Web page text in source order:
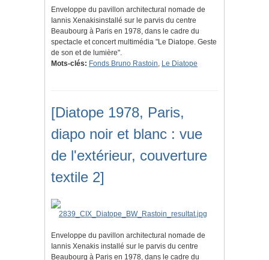
Enveloppe du pavillon architectural nomade de
Iannis Xenakisinstallé sur le parvis du centre
Beaubourg à Paris en 1978, dans le cadre du
spectacle et concert multimédia "Le Diatope. Geste
de son et de lumière".
Mots-clés: Fonds Bruno Rastoin, Le Diatope
[Diatope 1978, Paris,
diapo noir et blanc : vue
de l'extérieur, couverture
textile 2]
Enveloppe du pavillon architectural nomade de
Iannis Xenakis installé sur le parvis du centre
Beaubourg à Paris en 1978, dans le cadre du